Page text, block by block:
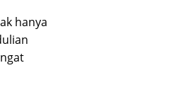
hanya